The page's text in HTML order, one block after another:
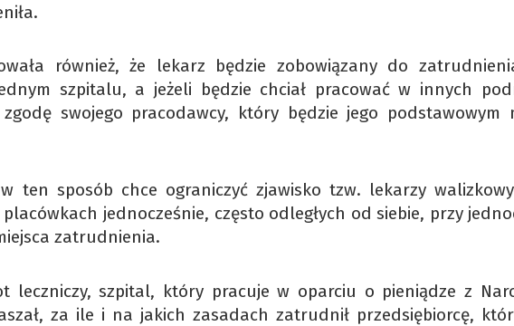
również, że lekarz będzie zobowiązany do
szpitalu, a jeżeli będzie chciał pracować w innych
swojego pracodawcy, który będzie jego podstawowym
ten sposób chce ograniczyć zjawisko tzw. lekarzy
jednocześnie, często odległych od siebie, przy
zatrudnienia.
leczniczy, szpital, który pracuje w oparciu o pieniądze z
za ile i na jakich zasadach zatrudnił przedsiębiorcę,